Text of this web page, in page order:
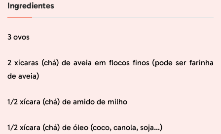
Ingredientes
3 ovos
2 xícaras (chá) de aveia em flocos finos (pode ser farinha
de aveia)
1/2 xícara (chá) de amido de milho
1/2 xícara (chá) de óleo (coco, canola, soja…)